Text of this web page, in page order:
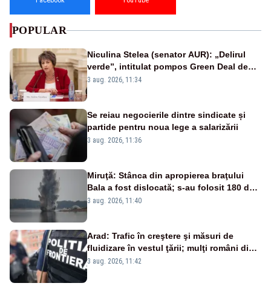
POPULAR
Niculina Stelea (senator AUR): „Delirul
verde”, intitulat pompos Green Deal de
către Bruxelles, este în mare măsură
3 aug. 2026, 11:34
Se reiau negocierile dintre sindicate și
partide pentru noua lege a salarizării
3 aug. 2026, 11:36
Miruţă: Stânca din apropierea braţului
Bala a fost dislocată; s-au folosit 180 de
kilograme de explozibil
3 aug. 2026, 11:40
Arad: Trafic în creştere şi măsuri de
fluidizare în vestul ţării; mulţi români din
Europa vin în concedii
3 aug. 2026, 11:42